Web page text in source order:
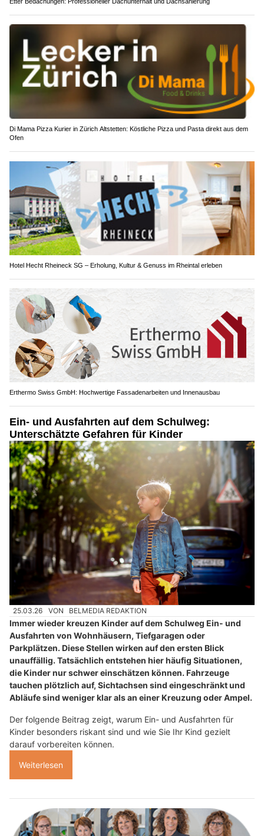
Di Mama Pizza Kurier in Zürich Altstetten: Köstliche Pizza und Pasta direkt aus dem
Ofen
Hotel Hecht Rheineck SG – Erholung, Kultur & Genuss im Rheintal erleben
Erthermo Swiss GmbH: Hochwertige Fassadenarbeiten und Innenausbau
Ein- und Ausfahrten auf dem Schulweg:
Unterschätzte Gefahren für Kinder
25.03.26 VON BELMEDIA REDAKTION
Immer wieder kreuzen Kinder auf dem Schulweg Ein- und
Ausfahrten von Wohnhäusern, Tiefgaragen oder
Parkplätzen. Diese Stellen wirken auf den ersten Blick
unauffällig. Tatsächlich entstehen hier häufig Situationen,
die Kinder nur schwer einschätzen können. Fahrzeuge
tauchen plötzlich auf, Sichtachsen sind eingeschränkt und
Abläufe sind weniger klar als an einer Kreuzung oder Ampel.
Der folgende Beitrag zeigt, warum Ein- und Ausfahrten für
Kinder besonders riskant sind und wie Sie Ihr Kind gezielt
darauf vorbereiten können.
Weiterlesen